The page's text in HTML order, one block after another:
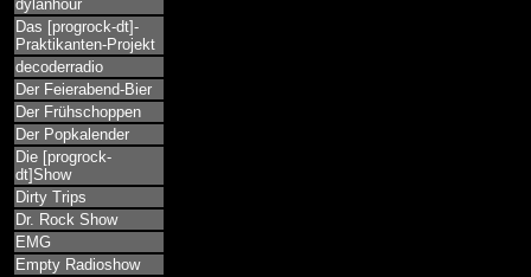
dylanhour
Das [progrock-dt]-
Praktikanten-Projekt
decoderradio
Der Feierabend-Bier
Der Frühschoppen
Der Popkalender
Die [progrock-
dt]Show
Dirty Trips
Dr. Rock Show
EMG
Empty Radioshow